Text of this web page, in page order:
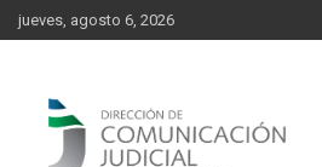
content
Skip
to
jueves, agosto 6, 2026